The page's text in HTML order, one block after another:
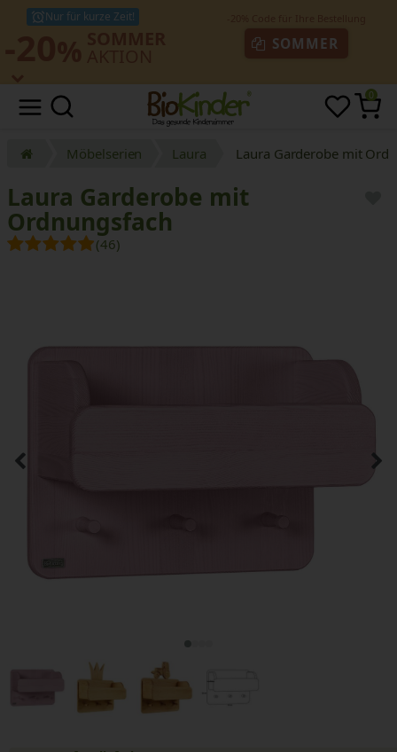
Nur für kurze Zeit!
SOMMER
0
Möbelserien Laura Laura Garderobe mit
Laura Garderobe mit
Ordnungsfach
(46)